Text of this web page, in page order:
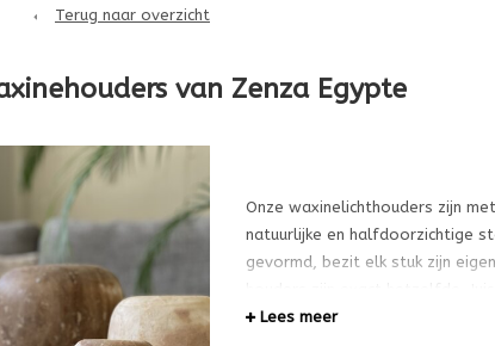
Terug naar overzicht
van Zenza Egypte
Onze waxinelichthouders zijn
natuurlijke en halfdoorzichtige
gevormd, bezit elk stuk zijn
uniek en zorgen voor een
Lees meer